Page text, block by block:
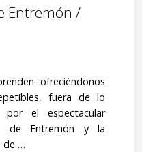
Entremón /
ofreciéndonos
fuera de lo
el espectacular
de Entremón y la
de …